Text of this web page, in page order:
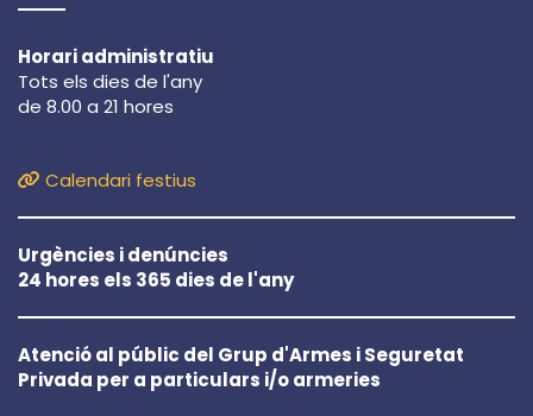
Horari administratiu
Tots els dies de l'any
de 8.00 a 21 hores
Calendari festius
Urgències i denúncies
24 hores els 365 dies de l'any
Atenció al públic del Grup d'Armes i Seguretat
Privada per a particulars i/o armeries